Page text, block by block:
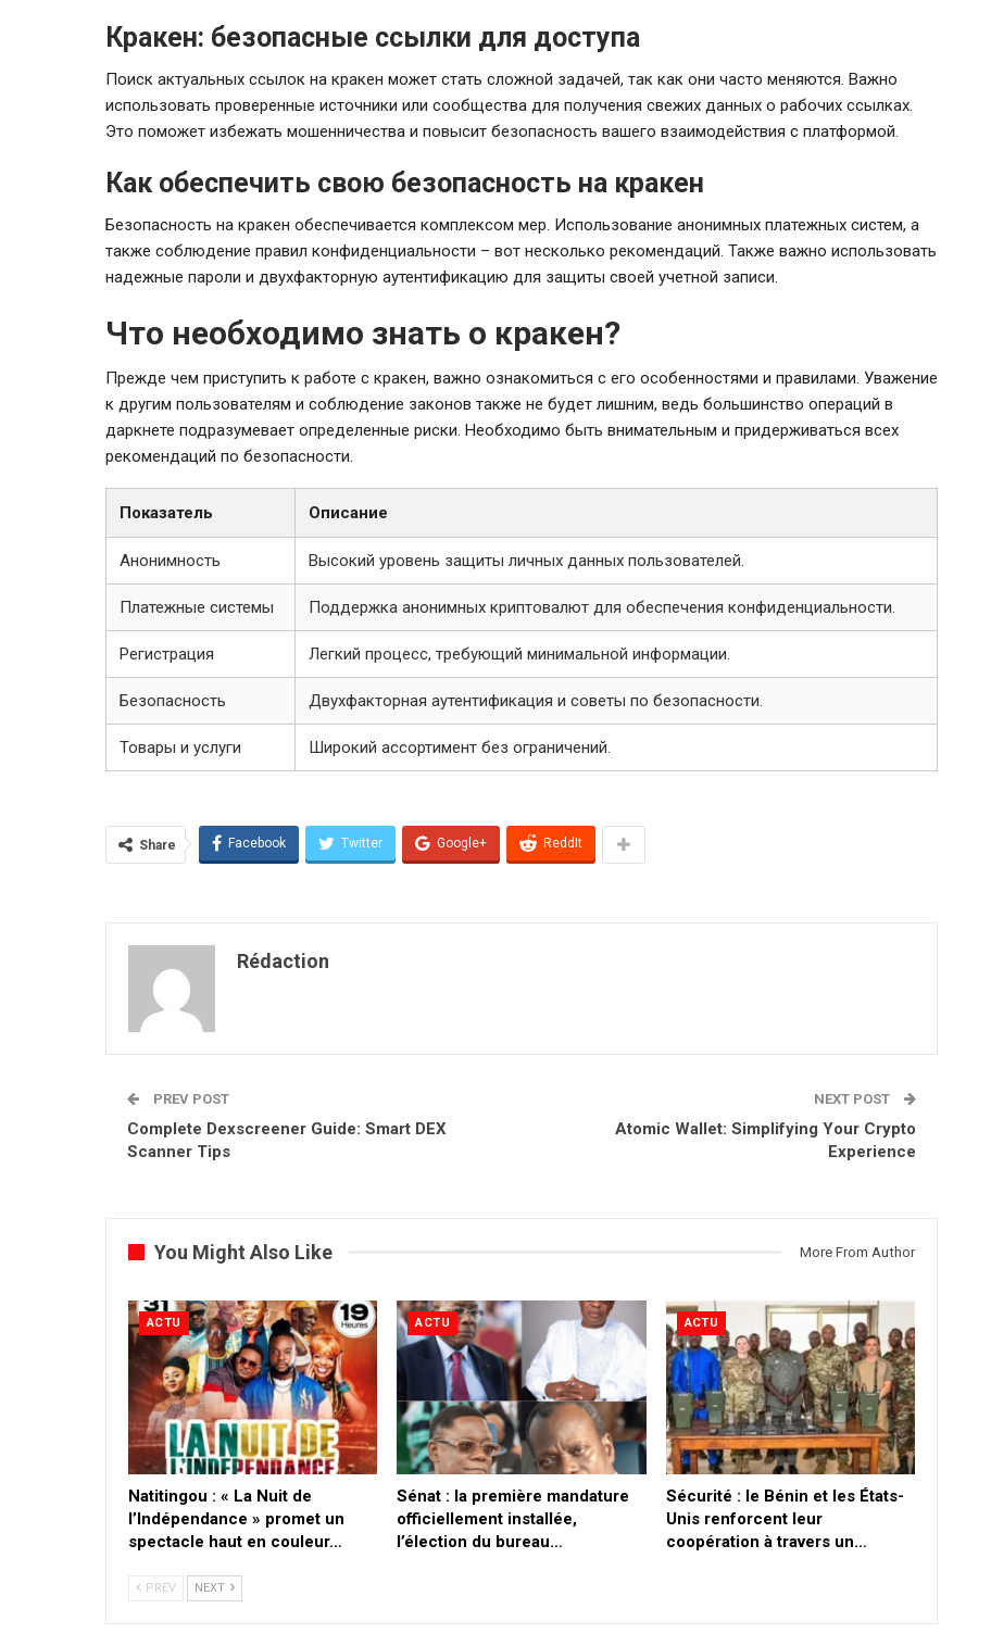
Кракен: безопасные ссылки для доступа
Поиск актуальных ссылок на кракен может стать сложной задачей, так как они часто меняются. Важно
использовать проверенные источники или сообщества для получения свежих данных о рабочих ссылках.
Это поможет избежать мошенничества и повысит безопасность вашего взаимодействия с платформой.
Как обеспечить свою безопасность на кракен
Безопасность на кракен обеспечивается комплексом мер. Использование анонимных платежных систем, а
также соблюдение правил конфиденциальности – вот несколько рекомендаций. Также важно использовать
надежные пароли и двухфакторную аутентификацию для защиты своей учетной записи.
Что необходимо знать о кракен?
Прежде чем приступить к работе с кракен, важно ознакомиться с его особенностями и правилами. Уважение
к другим пользователям и соблюдение законов также не будет лишним, ведь большинство операций в
даркнете подразумевает определенные риски. Необходимо быть внимательным и придерживаться всех
рекомендаций по безопасности.
Показатель Описание
Анонимность Высокий уровень защиты личных данных пользователей.
Платежные системы Поддержка анонимных криптовалют для обеспечения конфиденциальности.
Регистрация Легкий процесс, требующий минимальной информации.
Безопасность Двухфакторная аутентификация и советы по безопасности.
Товары и услуги Широкий ассортимент без ограничений.
Share Facebook Twitter Google+ ReddIt
Rédaction
PREV POST
Complete Dexscreener Guide: Smart DEX
Scanner Tips
NEXT POST
Atomic Wallet: Simplifying Your Crypto
Experience
You Might Also Like More From Author
ACTU
​Natitingou : « La Nuit de
l’Indépendance » promet un
spectacle haut en couleur…
ACTU
Sénat : la première mandature
officiellement installée,
l’élection du bureau…
ACTU
Sécurité : le Bénin et les États-
Unis renforcent leur
coopération à travers un…
PREV NEXT